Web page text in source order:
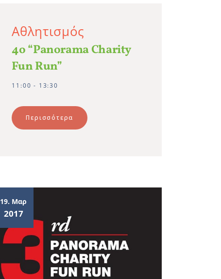
Αθλητισμός
4ο “Panorama Charity
Fun Run”
11:00 - 13:30
Περισσότερα
19. Μαρ
2017